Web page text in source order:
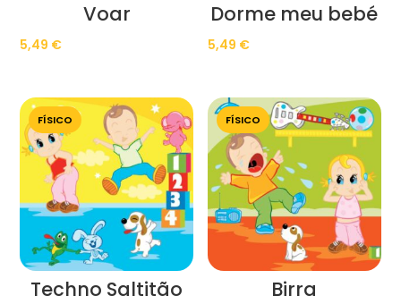
Voar
5,49 €
Dorme meu bebé
5,49 €
FÍSICO
Techno Saltitão
FÍSICO
Birra